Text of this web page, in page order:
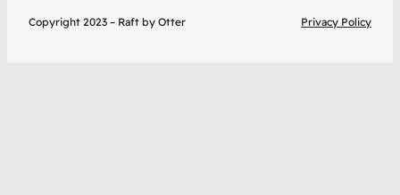
Copyright 2023 – Raft by Otter Privacy Policy